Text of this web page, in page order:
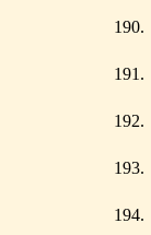
190.
191.
192.
193.
194.